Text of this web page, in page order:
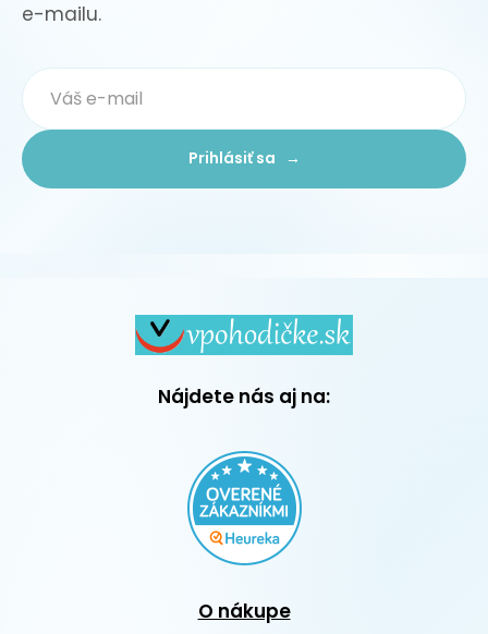
e-mailu.
Prihlásiť sa →
Nájdete nás aj na:
O nákupe